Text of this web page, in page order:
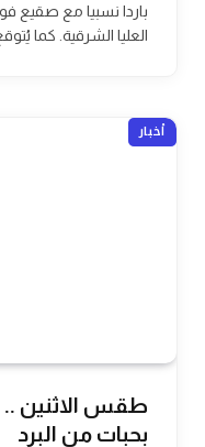
باردا نسبيا مع
العليا الشرقية. كما
أخبار
طقس الاثنين ..
بحبات من البرد